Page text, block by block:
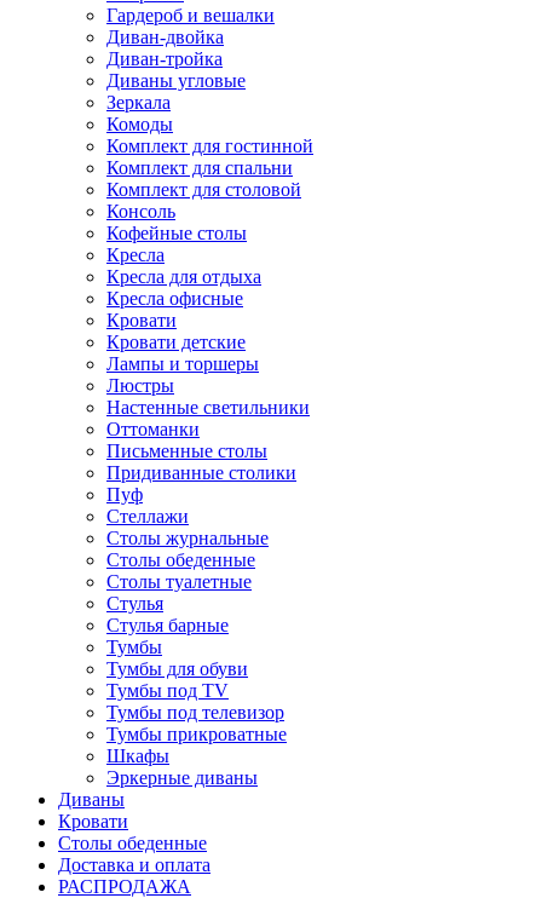
Гардероб и вешалки
Диван-двойка
Диван-тройка
Диваны угловые
Зеркала
Комоды
Комплект для гостинной
Комплект для спальни
Комплект для столовой
Консоль
Кофейные столы
Кресла
Кресла для отдыха
Кресла офисные
Кровати
Кровати детские
Лампы и торшеры
Люстры
Настенные светильники
Оттоманки
Письменные столы
Придиванные столики
Пуф
Стеллажи
Столы журнальные
Столы обеденные
Столы туалетные
Стулья
Стулья барные
Тумбы
Тумбы для обуви
Тумбы под TV
Тумбы под телевизор
Тумбы прикроватные
Шкафы
Эркерные диваны
Диваны
Кровати
Столы обеденные
Доставка и оплата
РАСПРОДАЖА